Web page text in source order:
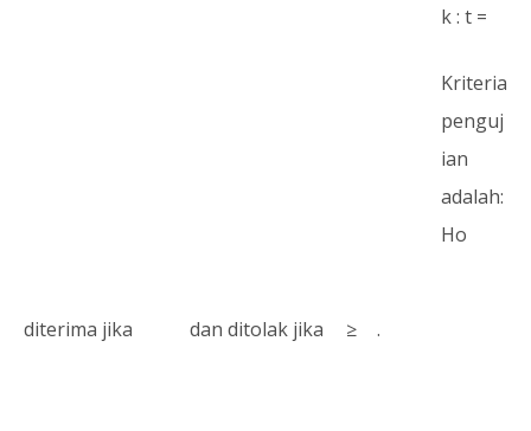
k : t =
Kriteria
penguj
ian
adalah:
Ho
diterima jika dan ditolak jika ≥ .